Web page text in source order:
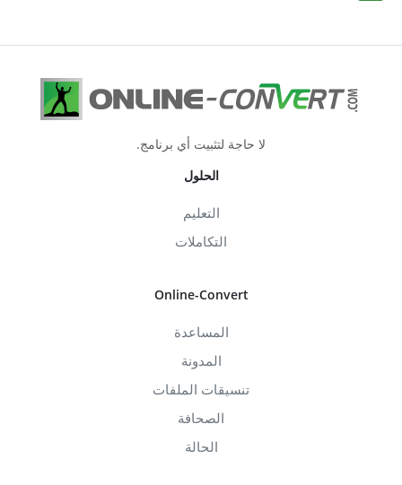
لا حاجة لتثبيت أي برنامج.
الحلول
التعليم
التكاملات
Online-Convert
المساعدة
المدونة
تنسيقات الملفات
الصحافة
الحالة